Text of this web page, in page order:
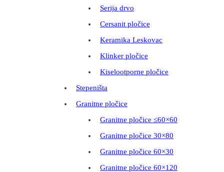
Serija drvo
Cersanit pločice
Keramika Leskovac
Klinker pločice
Kiselootporne pločice
Stepeništa
Granitne pločice
Granitne pločice ≤60×60
Granitne pločice 30×80
Granitne pločice 60×30
Granitne pločice 60×120